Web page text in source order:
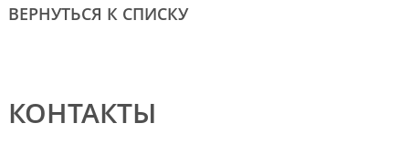
ВЕРНУТЬСЯ К СПИСКУ
КОНТАКТЫ